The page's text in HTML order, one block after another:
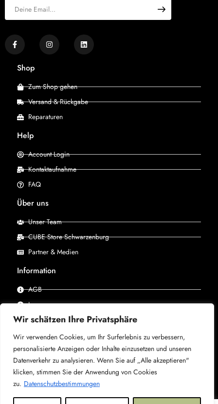
Wir schätzen Ihre Privatsphäre
Wir verwenden Cookies, um Ihr Surferlebnis zu verbessern,
personalisierte Anzeigen oder Inhalte einzusetzen und unseren
Datenverkehr zu analysieren. Wenn Sie auf „Alle akzeptieren"
klicken, stimmen Sie der Anwendung von Cookies
zu. Datenschutzbestimmungen
Shop
Zum Shop gehen
Versand & Rückgabe
Reparaturen
Help
Account Login
Kontaktaufnahme
FAQ
Über uns
Unser Team
CUBE Store Schwarzenburg
Partner & Medien
Information
AGB
Impressum
Datenschutz
© 2025 –CUBE Store Schwarzenburg, powered by X-
Bike– Alle Rechte vorbehalten.